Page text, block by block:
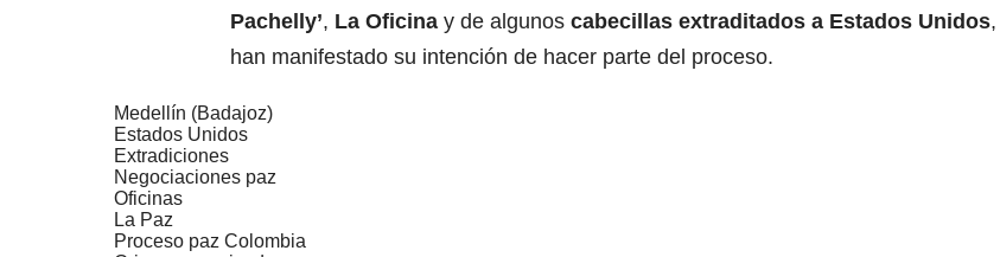
Pachelly’, La Oficina y de algunos cabecillas extraditados a Estados Unidos,
han manifestado su intención de hacer parte del proceso.
Medellín (Badajoz)
Estados Unidos
Extradiciones
Negociaciones paz
Oficinas
La Paz
Proceso paz Colombia